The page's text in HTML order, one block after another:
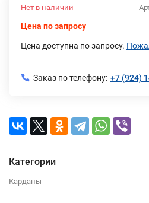
Нет в наличии
Цена по запросу
Цена доступна по запросу.
Заказ по телефону: +7 (924)
Категории
Карданы